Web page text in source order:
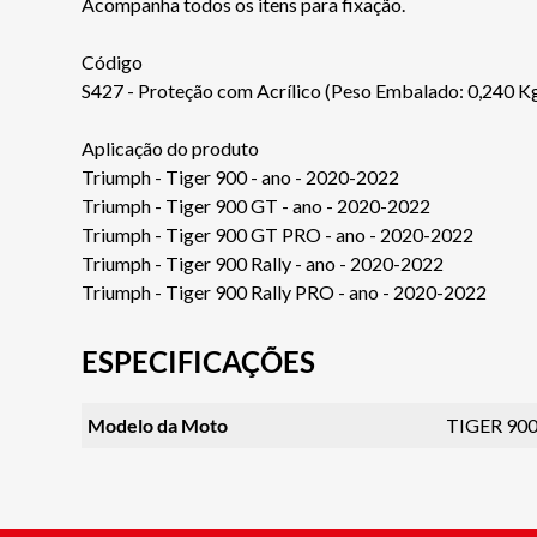
Código
S427 - Proteção com Acrílico (Peso Embalado: 0,240
Aplicação do produto
Triumph - Tiger 900 - ano - 2020-2022
Triumph - Tiger 900 GT - ano - 2020-2022
Triumph - Tiger 900 GT PRO - ano - 2020-2022
Triumph - Tiger 900 Rally - ano - 2020-2022
Triumph - Tiger 900 Rally PRO - ano - 2020-2022
ESPECIFICAÇÕES
Modelo da Moto TIGER